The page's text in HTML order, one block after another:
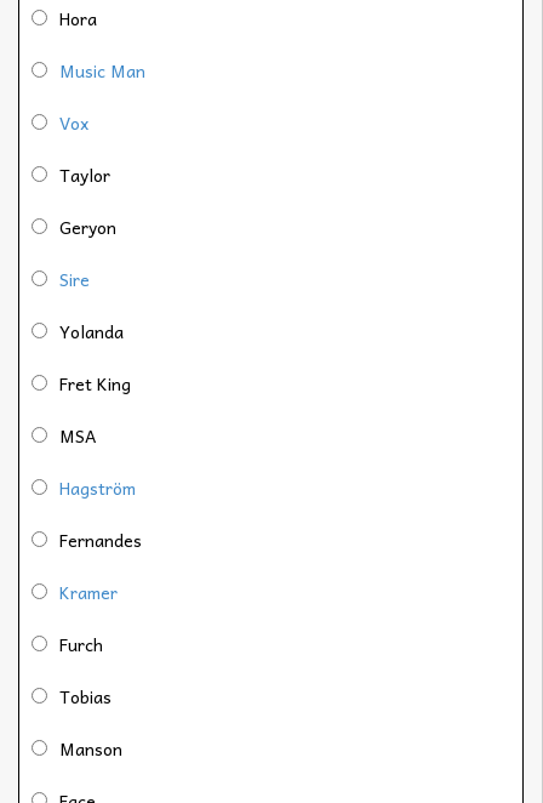
Hora
Music Man
Vox
Taylor
Geryon
Sire
Yolanda
Fret King
MSA
Hagström
Fernandes
Kramer
Furch
Tobias
Manson